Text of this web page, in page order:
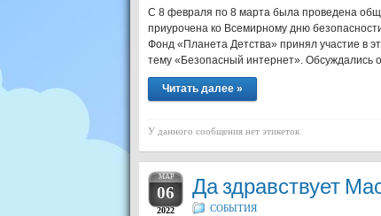
С 8 февраля по 8 марта была проведена
приурочена ко Всемирному дню
Фонд «Планета Детства» принял участие в
тему «Безопасный интернет». Обсуждались
Читать далее »
У данного сообщения нет этикеток
МАР
06
2022
Да здравствует
СОБЫТИЯ